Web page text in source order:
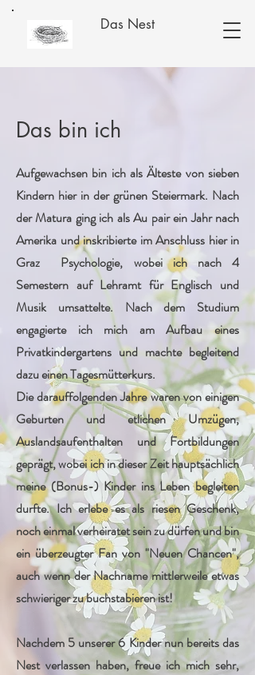
Das Nest
Das bin ich
Aufgewachsen bin ich als Älteste von sieben
Kindern hier in der grünen Steiermark. Nach
der Matura ging ich als Au pair ein Jahr nach
Amerika und inskribierte im Anschluss hier in
Graz Psychologie, wobei ich nach 4
Semestern auf Lehramt für Englisch und
Musik umsattelte. Nach dem Studium
engagierte ich mich am Aufbau eines
Privatkindergartens und machte begleitend
dazu einen Tagesmütterkurs.
Die darauffolgenden Jahre waren von einigen
Geburten und etlichen Umzügen,
Auslandsaufenthalten und Fortbildungen
geprägt, wobei ich in dieser Zeit hauptsächlich
meine (Bonus-) Kinder ins Leben begleiten
durfte. Ich erlebe es als riesen Geschenk,
noch einmal verheiratet sein zu dürfen und bin
ein überzeugter Fan von "Neuen Chancen",
auch wenn der Nachname mittlerweile etwas
schwieriger zu buchstabieren ist!
Nachdem 5 unserer 6 Kinder nun bereits das
Nest verlassen haben, freue ich mich sehr,